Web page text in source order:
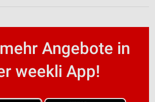
Angebote in
weekli App!